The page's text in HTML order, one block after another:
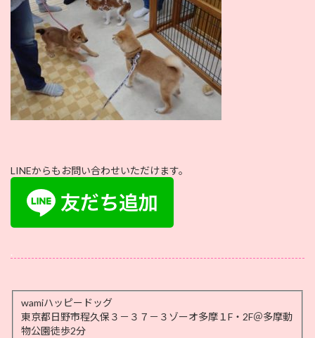
LINEからもお問い合わせいただけます。
.
wamiハッピードッグ
東京都日野市程久保３－３７－３ゾーオ多摩１F・2F＠多摩動
物公園徒歩2分